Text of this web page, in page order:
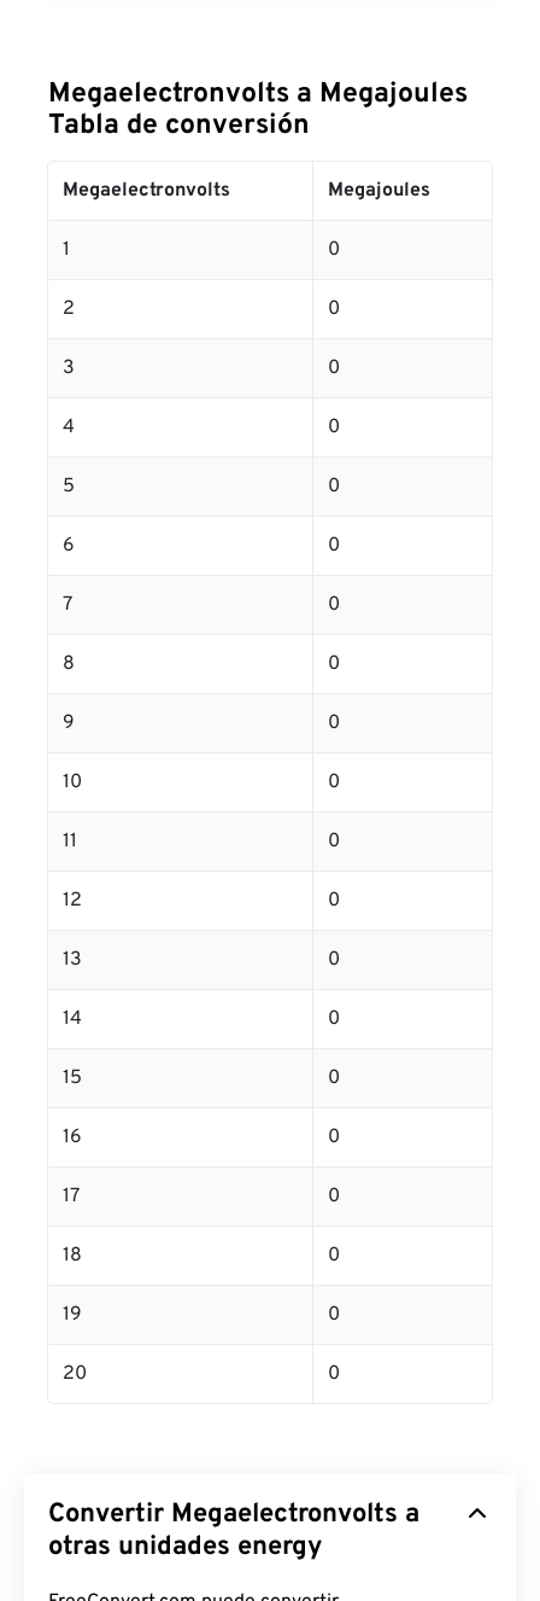
Megaelectronvolts a Megajoules
Tabla de conversión
Megaelectronvolts Megajoules
1 0
2 0
3 0
4 0
5 0
6 0
7 0
8 0
9 0
10 0
11 0
12 0
13 0
14 0
15 0
16 0
17 0
18 0
19 0
20 0
Convertir Megaelectronvolts a
otras unidades energy